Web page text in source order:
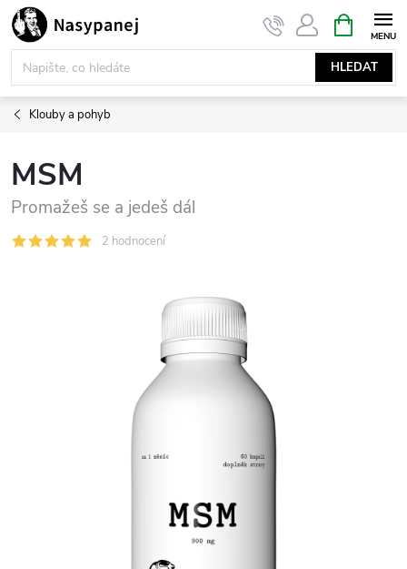
Přejít
na
obsah
HLEDAT
NÁKUPNÍ
KOŠÍK
Klouby a pohyb
MSM
Promažeš se a jedeš dál
2 hodnocení